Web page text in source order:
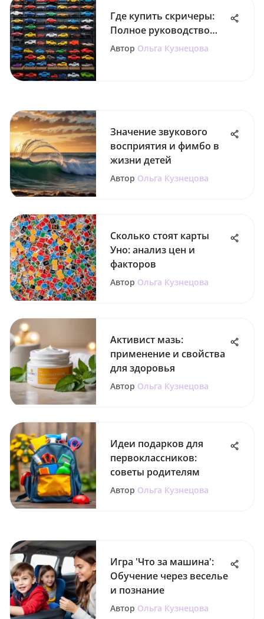
Где купить скричеры:
Полное руководство
для родителей
Автор Ольга Кузнецова
Значение звукового
восприятия и фимбо в
жизни детей
Автор Ольга Кузнецова
Сколько стоят карты
Уно: анализ цен и
факторов
Автор Ольга Кузнецова
Активист мазь:
применение и свойства
для здоровья
Автор Ольга Кузнецова
Идеи подарков для
первоклассников:
советы родителям
Автор Ольга Кузнецова
Игра 'Что за машина':
Обучение через веселье
и познание
Автор Ольга Кузнецова